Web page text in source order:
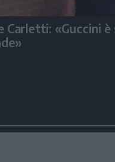
Carletti: «Guccini